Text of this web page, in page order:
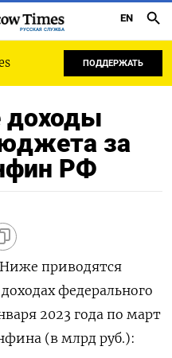
РУССКАЯ СЛУЖБА
EN
ПОДДЕРЖАТЬ
доходы
за
РФ
118,2 1.219,3 113,7 135,2 1,6 1,2 29,2 27,1 113,3 41,6 136,8 Газовый конденсат 29,3 32,4 28,1 30,8 36,4 33,6 32,5 38,0 39,8 50,7 55,9 52,0 459,4 49,0 56,2 -1,1 -2,0 27,0 96,1 70,5 78,5 55,1 Экспортная пошлина 105,9 55,8 50,3 57,1 66,1 57,7 62,8 78,6 105,9 101,8 121,4 113,3 976,8 68,5 8,6 27,9 324,4 -13,8 -27,4 -98,4 -46,4 36,5 Нефть 24,4 9,0 13,3 18,0 20,7 20,5 19,3 26,8 29,4 40,0 33,5 29,2 283,9 6,2 -5,7 4,0 -70,2 -15,0 -112,8 -47,9 -102,6 -1,7 Газ 71,2 40,1 30,5 31,0 38,3 30,1 33,5 39,8 63,2 46,2 71,6 70,5 566,0 60,2 16,1 25,5 158,4 11,1 36,4 -23,9 -16,9 41,6 Нефтепродукты 10,3 6,7 6,6 8,1 7,1 7,1 10,0 12,1 13,3 15,6 16,3 13,6 126,8 2,1 -1,7 -1,6 94,1 -9,9 -150,0 -26,5 -112,3 -3,3